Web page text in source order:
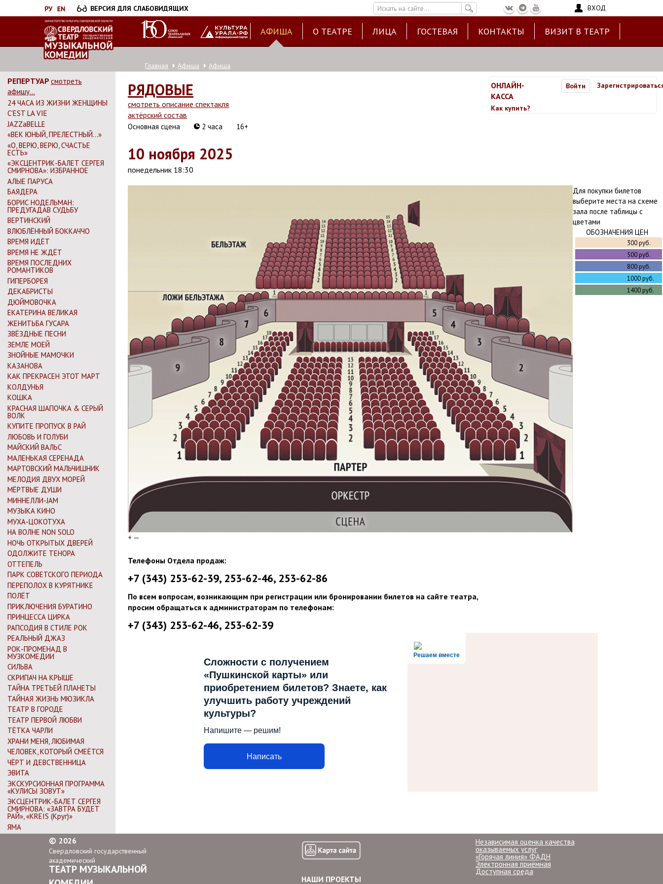
к
ВЕРСИЯ ДЛЯ СЛАБОВИДЯЩИХ
ВХОД
АФИША О ТЕАТРЕ ЛИЦА ГОСТЕВАЯ КОНТАКТЫ ВИЗИТ В ТЕАТР
Главная Афиша Афиша
РЕПЕРТУАР смотреть
афишу...
24 ЧАСА ИЗ ЖИЗНИ ЖЕНЩИНЫ
C'EST LA VIE
JAZZaBELLE
«ВЕК ЮНЫЙ, ПРЕЛЕСТНЫЙ…»
«О, ВЕРЮ, ВЕРЮ, СЧАСТЬЕ
ЕСТЬ»
«ЭКСЦЕНТРИК-БАЛЕТ СЕРГЕЯ
СМИРНОВА»: ИЗБРАННОЕ
АЛЫЕ ПАРУСА
БАЯДЕРА
БОРИС НОДЕЛЬМАН:
ПРЕДУГАДАВ СУДЬБУ
ВЕРТИНСКИЙ
ВЛЮБЛЁННЫЙ БОККАЧЧО
ВРЕМЯ ИДЁТ
ВРЕМЯ НЕ ЖДЁТ
ВРЕМЯ ПОСЛЕДНИХ
РОМАНТИКОВ
ГИПЕРБОРЕЯ
ДЕКАБРИСТЫ
ДЮЙМОВОЧКА
ЕКАТЕРИНА ВЕЛИКАЯ
ЖЕНИТЬБА ГУСАРА
ЗВЁЗДНЫЕ ПЕСНИ
ЗЕМЛЕ МОЕЙ
ЗНОЙНЫЕ МАМОЧКИ
КАЗАНОВА
КАК ПРЕКРАСЕН ЭТОТ МАРТ
КОЛДУНЬЯ
КОШКА
КРАСНАЯ ШАПОЧКА & СЕРЫЙ
ВОЛК
КУПИТЕ ПРОПУСК В РАЙ
ЛЮБОВЬ И ГОЛУБИ
МАЙСКИЙ ВАЛЬС
МАЛЕНЬКАЯ СЕРЕНАДА
МАРТОВСКИЙ МАЛЬЧИШНИК
МЕЛОДИЯ ДВУХ МОРЕЙ
МЁРТВЫЕ ДУШИ
МИННЕЛЛИ-JAM
МУЗЫКА КИНО
МУХА-ЦОКОТУХА
НА ВОЛНЕ NON SOLO
НОЧЬ ОТКРЫТЫХ ДВЕРЕЙ
ОДОЛЖИТЕ ТЕНОРА
ОТТЕПЕЛЬ
ПАРК СОВЕТСКОГО ПЕРИОДА
ПЕРЕПОЛОХ В КУРЯТНИКЕ
ПОЛЁТ
ПРИКЛЮЧЕНИЯ БУРАТИНО
ПРИНЦЕССА ЦИРКА
РАПСОДИЯ В СТИЛЕ РОК
РЕАЛЬНЫЙ ДЖАЗ
РОК-ПРОМЕНАД В
МУЗКОМЕДИИ
СИЛЬВА
СКРИПАЧ НА КРЫШЕ
ТАЙНА ТРЕТЬЕЙ ПЛАНЕТЫ
ТАЙНАЯ ЖИЗНЬ МЮЗИКЛА
ТЕАТР В ГОРОДЕ
ТЕАТР ПЕРВОЙ ЛЮБВИ
ТЁТКА ЧАРЛИ
ХРАНИ МЕНЯ, ЛЮБИМАЯ
ЧЕЛОВЕК, КОТОРЫЙ СМЕЁТСЯ
ЧЁРТ И ДЕВСТВЕННИЦА
ЭВИТА
ЭКСКУРСИОННАЯ ПРОГРАММА
«КУЛИСЫ ЗОВУТ»
ЭКСЦЕНТРИК-БАЛЕТ СЕРГЕЯ
СМИРНОВА: «ЗАВТРА БУДЕТ
РАЙ», «KREIS (Круг)»
ЯМА
РЯДОВЫЕ
смотреть описание спектакля
актёрский состав
Основная сцена 2 часа 16+
10 ноября 2025
понедельник 18:30
ОНЛАЙН-
КАССА
Войти
Как купить?
+ —
Телефоны Отдела продаж:
+7 (343) 253-62-39, 253-62-46, 253-62-86
По всем вопросам, возникающим при регистрации или бронировании билетов на сайте театра,
просим обращаться к администраторам по телефонам:
+7 (343) 253-62-46, 253-62-39
Для покупки билетов
выберите места на схеме
зала после таблицы с
цветами
ОБОЗНАЧЕНИЯ ЦЕН
300 руб.
500 руб.
800 руб.
1000 руб.
1400 руб.
Решаем вместе
Сложности с получением
«Пушкинской карты» или
приобретением билетов? Знаете, как
улучшить работу учреждений
культуры?
Напишите — решим!
Написать
© 2026
Свердловский государственный
академический
ТЕАТР МУЗЫКАЛЬНОЙ
НАШИ ПРОЕКТЫ
Независимая оценка качества
оказываемых услуг
«Горячая линия» ФАДН
Электронная приёмная
Доступная среда